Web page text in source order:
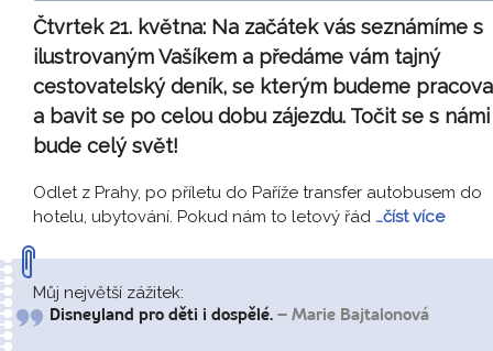
Čtvrtek 21. května: Na začátek vás seznámíme s
ilustrovaným Vašíkem a předáme vám tajný
cestovatelský deník, se kterým budeme
a bavit se po celou dobu zájezdu. Točit se s námi
bude celý svět!
Odlet z Prahy, po příletu do Paříže transfer autobusem do
hotelu, ubytování. Pokud nám to letový řád …číst více
Můj největší zážitek:
Disneyland pro děti i dospělé. – Marie Bajtalonová